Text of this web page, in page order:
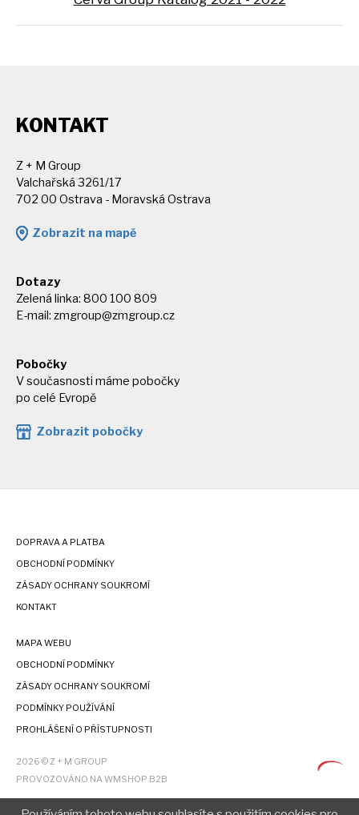
KONTAKT
Z + M Group
Valchařská 3261/17
702 00 Ostrava - Moravská Ostrava
Zobrazit na mapě
Dotazy
Zelená linka: 800 100 809
E-mail: zmgroup@zmgroup.cz
Pobočky
V současnosti máme pobočky
po celé Evropě
Zobrazit pobočky
DOPRAVA A PLATBA
OBCHODNÍ PODMÍNKY
ZÁSADY OCHRANY SOUKROMÍ
KONTAKT
MAPA WEBU
OBCHODNÍ PODMÍNKY
ZÁSADY OCHRANY SOUKROMÍ
PODMÍNKY POUŽÍVÁNÍ
PROHLÁŠENÍ O PŘÍSTUPNOSTI
2026 © Z + M GROUP
PROVOZOVÁNO NA WMSHOP B2B